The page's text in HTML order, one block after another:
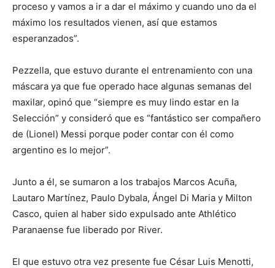
proceso y vamos a ir a dar el máximo y cuando uno da el
máximo los resultados vienen, así que estamos
esperanzados”.
Pezzella, que estuvo durante el entrenamiento con una
máscara ya que fue operado hace algunas semanas del
maxilar, opinó que “siempre es muy lindo estar en la
Selección” y consideró que es “fantástico ser compañero
de (Lionel) Messi porque poder contar con él como
argentino es lo mejor”.
Junto a él, se sumaron a los trabajos Marcos Acuña,
Lautaro Martínez, Paulo Dybala, Ángel Di Maria y Milton
Casco, quien al haber sido expulsado ante Athlético
Paranaense fue liberado por River.
El que estuvo otra vez presente fue César Luis Menotti,